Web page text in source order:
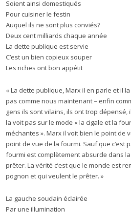
Soient ainsi domestiqués
Pour cuisiner le festin
Auquel ils ne sont plus conviés?
Deux cent milliards chaque année
La dette publique est servie
C’est un bien copieux souper
Les riches ont bon appétit
« La dette publique, Marx il en parle et il
pas comme nous maintenant – enfin
gens ils sont vilains, ils ont trop dépensé,
la voit pas sur le mode « la cigale et la
méchantes ». Marx il voit bien le point de
point de vue de la fourmi. Sauf que c’est
fourmi est complètement absurde dans
prêter. La vérité c’est que le monde est
pognon et qui veulent le prêter. »
La gauche soudain éclairée
Par une illumination